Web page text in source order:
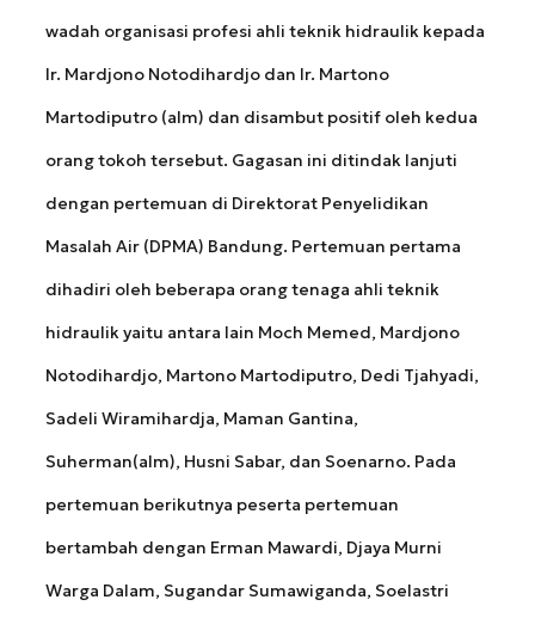
wadah organisasi profesi ahli teknik hidraulik kepada
Ir. Mardjono Notodihardjo dan Ir. Martono
Martodiputro (alm) dan disambut positif oleh kedua
orang tokoh tersebut. Gagasan ini ditindak lanjuti
dengan pertemuan di Direktorat Penyelidikan
Masalah Air (DPMA) Bandung. Pertemuan pertama
dihadiri oleh beberapa orang tenaga ahli teknik
hidraulik yaitu antara lain Moch Memed, Mardjono
Notodihardjo, Martono Martodiputro, Dedi Tjahyadi,
Sadeli Wiramihardja, Maman Gantina,
Suherman(alm), Husni Sabar, dan Soenarno. Pada
pertemuan berikutnya peserta pertemuan
bertambah dengan Erman Mawardi, Djaya Murni
Warga Dalam, Sugandar Sumawiganda, Soelastri